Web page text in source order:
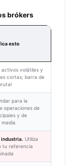
brókers
esto
activos volátiles y
cortas; barra de
para la
operaciones de
y de
media
industria. Utiliza
tu referencia